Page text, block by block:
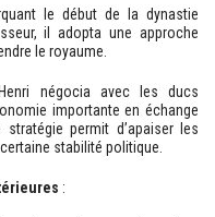
le début de la dynastie
il adopta une approche
le royaume.
négocia avec les ducs
importante en échange
permit d’apaiser les
stabilité politique.
: